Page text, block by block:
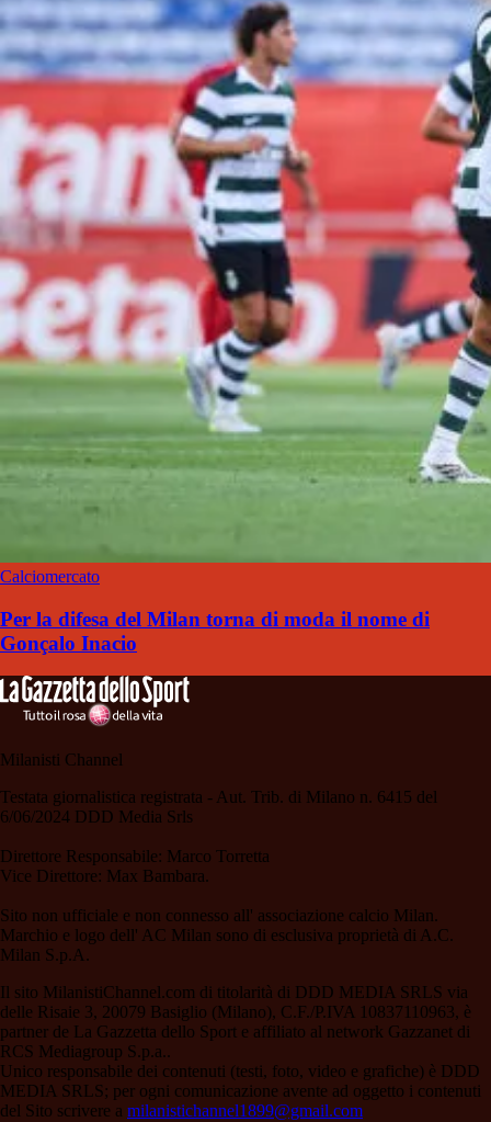
Calciomercato
Per la difesa del Milan torna di moda il nome di
Gonçalo Inacio
Milanisti Channel
Testata giornalistica registrata - Aut. Trib. di Milano n. 6415 del
6/06/2024 DDD Media Srls
Direttore Responsabile: Marco Torretta
Vice Direttore: Max Bambara.
Sito non ufficiale e non connesso all' associazione calcio Milan.
Marchio e logo dell' AC Milan sono di esclusiva proprietà di A.C.
Milan S.p.A.
Il sito MilanistiChannel.com di titolarità di DDD MEDIA SRLS via
delle Risaie 3, 20079 Basiglio (Milano), C.F./P.IVA 10837110963, è
partner de La Gazzetta dello Sport e affiliato al network Gazzanet di
RCS Mediagroup S.p.a..
Unico responsabile dei contenuti (testi, foto, video e grafiche) è DDD
MEDIA SRLS; per ogni comunicazione avente ad oggetto i contenuti
del Sito scrivere a milanistichannel1899@gmail.com